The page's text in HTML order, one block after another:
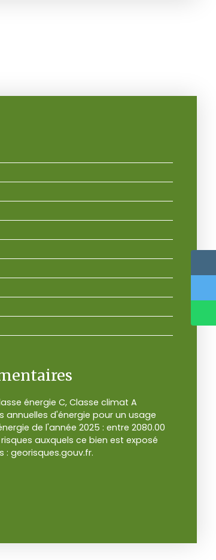
énergie C, Classe climat A
d'énergie pour un usage
de l'année 2025 : entre 2080.00
auxquels ce bien est exposé
: georisques.gouv.fr.